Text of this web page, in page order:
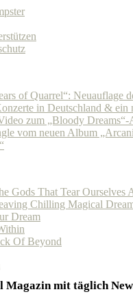
of Quarrel“: Neuauflage
in Deutschland & ein
zum „Bloody
vom neuen Album
Gods That Tear Ourselves
Chilling Magical
Dream
Of Beyond
mit täglich